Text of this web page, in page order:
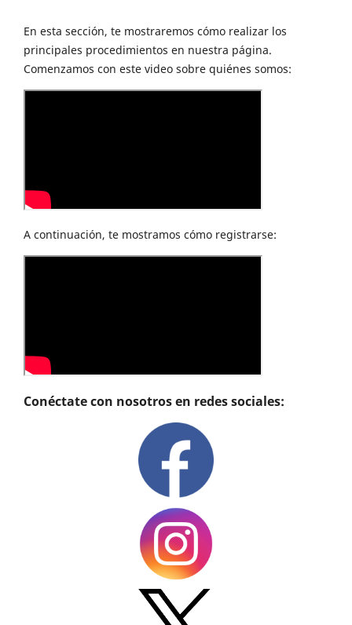
En esta sección, te mostraremos cómo realizar los
principales procedimientos en nuestra página.
Comenzamos con este video sobre quiénes somos:
A continuación, te mostramos cómo registrarse:
Conéctate con nosotros en redes sociales: